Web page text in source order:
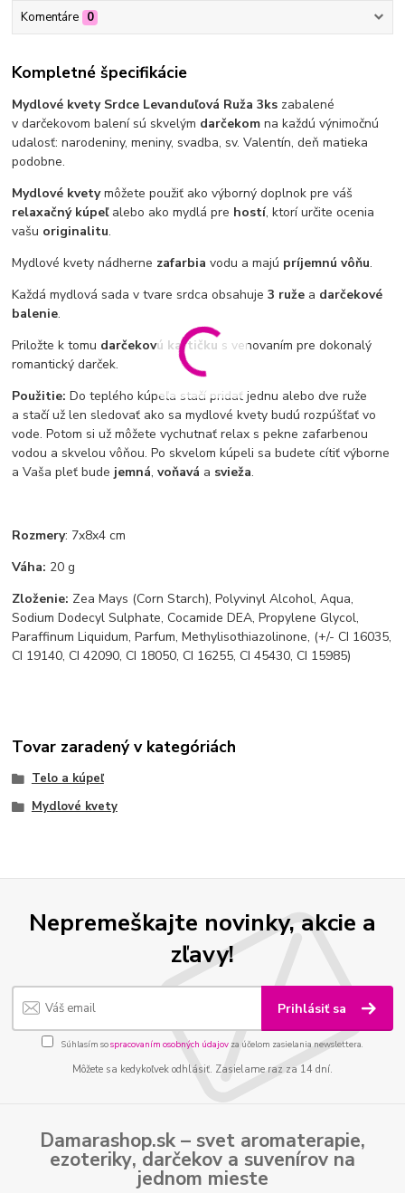
Komentáre 0
Kompletné špecifikácie
Mydlové kvety Srdce Levanduľová Ruža 3ks zabalené
v darčekovom balení sú skvelým darčekom na každú výnimočnú
udalosť: narodeniny, meniny, svadba, sv. Valentín, deň matieka
podobne.
Mydlové kvetymôžete použiť ako výborný doplnok pre váš
relaxačný kúpeľalebo ako mydlá pre hostí, ktorí určite ocenia
vašu originalitu.
Mydlové kvety nádherne zafarbia vodu a majú príjemnú vôňu.
Každá mydlová sada v tvare srdca obsahuje3 ruže a darčekové
balenie.
Priložte k tomu darčekovú kartičku s venovaním pre dokonalý
romantický darček.
Použitie:Do teplého kúpeľa stačí pridať jednu alebo dve ruže
a stačí už len sledovať ako sa mydlové kvety budú rozpúšťať vo
vode. Potom si už môžete vychutnať relax s pekne zafarbenou
vodou a skvelou vôňou. Po skvelom kúpeli sa budete cítiť výborne
a Vaša pleť bude jemná,voňavá a svieža.
Rozmery: 7x8x4 cm
Váha: 20 g
Zloženie: Zea Mays (Corn Starch), Polyvinyl Alcohol, Aqua,
Sodium Dodecyl Sulphate, Cocamide DEA, Propylene Glycol,
Paraffinum Liquidum, Parfum, Methylisothiazolinone, (+/- CI 16035,
CI 19140, CI 42090, CI 18050, CI 16255, CI 45430, CI 15985)
Tovar zaradený v kategóriách
Telo a kúpeľ
Mydlové kvety
Nepremeškajte novinky, akcie a
zľavy!
Prihlásiť sa
Súhlasím sospracovaním osobných údajov za účelom zasielania newslettera.
Môžete sa kedykoľvek odhlásiť. Zasielame raz za 14 dní.
Damarashop.sk – svet aromaterapie,
ezoteriky, darčekov a suvenírov na
jednom mieste